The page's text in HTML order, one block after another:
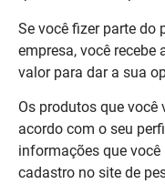
Se você fizer parte do
empresa, você
valor para dar a sua
Os produtos que você
acordo com o seu
informações que
cadastro no site de